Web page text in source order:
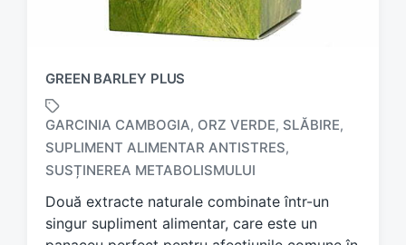
GREEN BARLEY PLUS
T
a
g
e
GARCINIA CAMBOGIA, ORZ VERDE, SLĂBIRE,
SUPLIMENT ALIMENTAR ANTISTRES,
SUSȚINEREA METABOLISMULUI
Două extracte naturale combinate într-un
singur supliment alimentar, care este un